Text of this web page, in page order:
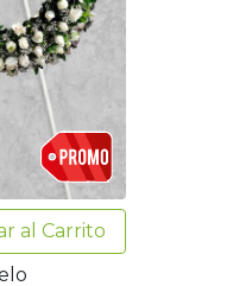
al Carrito